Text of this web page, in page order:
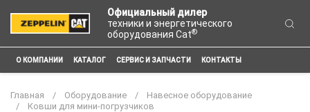
Официальный дилер
техники и энергетического
оборудования Cat®
О КОМПАНИИ КАТАЛОГ СЕРВИС И ЗАПЧАСТИ КОНТАКТЫ
Главная Оборудование
Навесное оборудование
Ковши для мини-погрузчиков